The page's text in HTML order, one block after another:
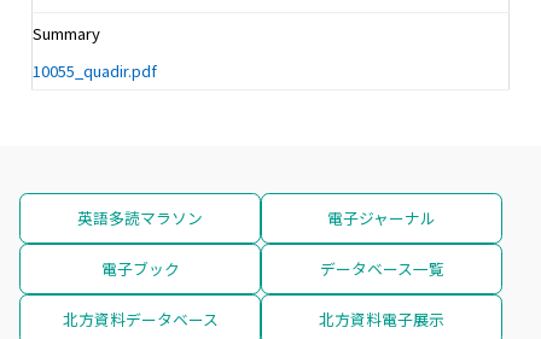
Summary
10055_quadir.pdf
英語多読マラソン 電子ジャーナル
電子ブック データベース一覧
北方資料データベース 北方資料電子展示